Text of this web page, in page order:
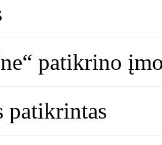
patikrino
patikrintas